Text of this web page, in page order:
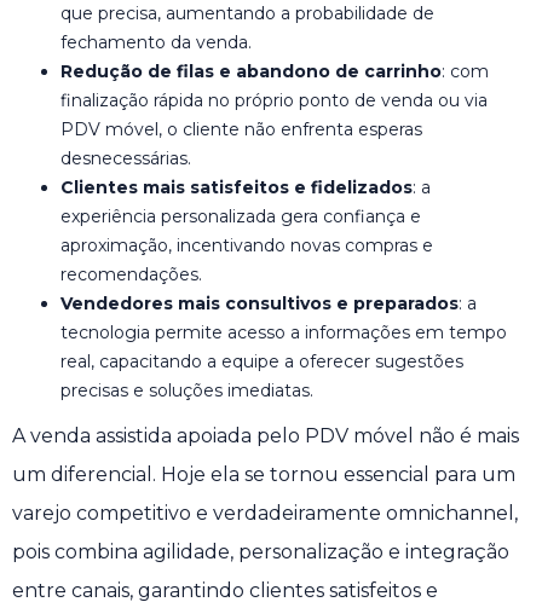
que precisa, aumentando a probabilidade de
fechamento da venda.
Redução de filas e abandono de carrinho: com
finalização rápida no próprio ponto de venda ou via
PDV móvel, o cliente não enfrenta esperas
desnecessárias.
Clientes mais satisfeitos e fidelizados: a
experiência personalizada gera confiança e
aproximação, incentivando novas compras e
recomendações.
Vendedores mais consultivos e preparados: a
tecnologia permite acesso a informações em tempo
real, capacitando a equipe a oferecer sugestões
precisas e soluções imediatas.
A venda assistida apoiada pelo PDV móvel não é mais
um diferencial. Hoje ela se tornou essencial para um
varejo competitivo e verdadeiramente omnichannel,
pois combina agilidade, personalização e integração
entre canais, garantindo clientes satisfeitos e